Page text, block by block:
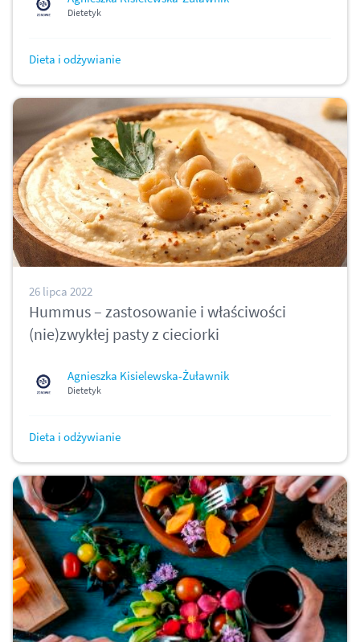
Dietetyk
Dieta i odżywianie
26 lipca 2022
Hummus – zastosowanie i właściwości
(nie)zwykłej pasty z cieciorki
Agnieszka Kisielewska-Żuławnik
Dietetyk
Dieta i odżywianie